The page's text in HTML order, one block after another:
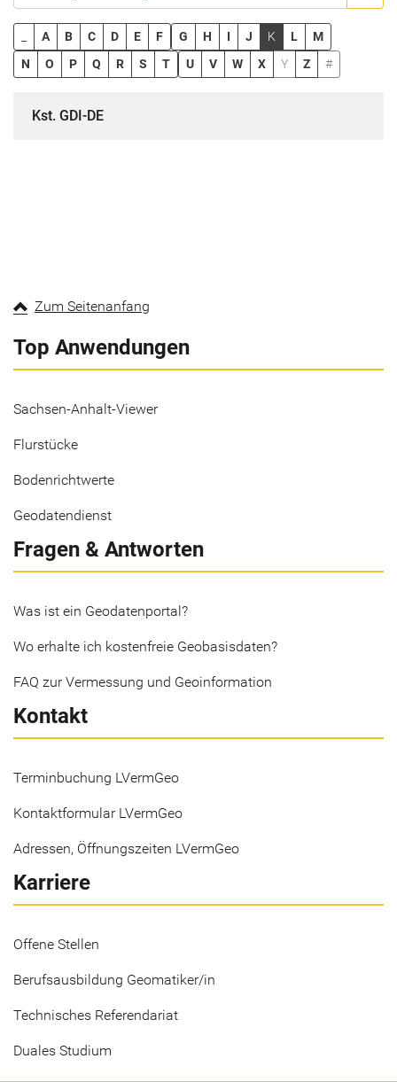
A B C D E F G H I J K L
M
N
O P Q R S T U V W X Y Z #
Kst. GDI-DE
Zum Seitenanfang
Top Anwendungen
Sachsen-Anhalt-Viewer
Flurstücke
Bodenrichtwerte
Geodatendienst
Fragen & Antworten
Was ist ein Geodatenportal?
Wo erhalte ich kostenfreie Geobasisdaten?
FAQ zur Vermessung und Geoinformation
Kontakt
Terminbuchung LVermGeo
Kontaktformular LVermGeo
Adressen, Öffnungszeiten LVermGeo
Karriere
Offene Stellen
Berufsausbildung Geomatiker/in
Technisches Referendariat
Duales Studium